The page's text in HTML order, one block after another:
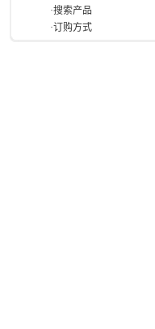
·搜索产品
·订购方式